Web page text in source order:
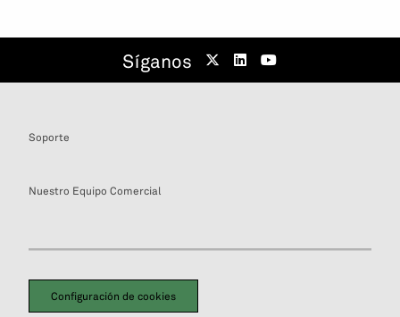
Síganos
Soporte
Nuestro Equipo Comercial
Configuración de cookies